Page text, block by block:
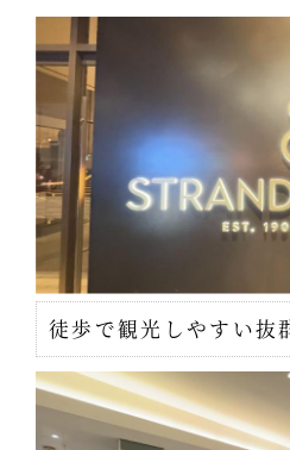
徒歩で観光しやすい抜